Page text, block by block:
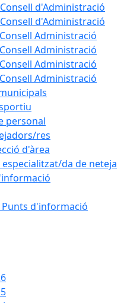
d'Administració
d'Administració
Administració
Administració
Administració
Administració
personal
res
d'àrea
especialitzat/da de neteja
d'informació